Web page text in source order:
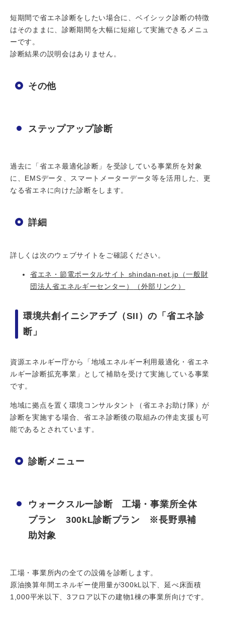
短期間で省エネ診断をしたい場合に、ベイシック診断の特徴
はそのままに、診断期間を大幅に短縮して実施できるメニュ
ーです。
診断結果の説明会はありません。
その他
ステップアップ診断
過去に「省エネ最適化診断」を受診している事業所を対象
に、EMSデータ、スマートメーターデータ等を活用した、更
なる省エネに向けた診断をします。
詳細
詳しくは次のウェブサイトをご確認ください。
省エネ・節電ポータルサイト shindan-net.jp（一般財
団法人省エネルギーセンター）
（外部リンク）
環境共創イニシアチブ（SII）の「省エネ診
断」
資源エネルギー庁から「地域エネルギー利用最適化・省エネ
ルギー診断拡充事業」として補助を受けて実施している事業
です。
地域に拠点を置く環境コンサルタント（省エネお助け隊）が
診断を実施する場合、省エネ診断後の取組みの伴走支援も可
能であるとされています。
診断メニュー
ウォークスルー診断 工場・事業所全体
プラン 300kL診断プラン ※長野県補
助対象
工場・事業所内の全ての設備を診断します。
原油換算年間エネルギー使用量が300kL以下、延べ床面積
1,000平米以下、3フロア以下の建物1棟の事業所向けです。